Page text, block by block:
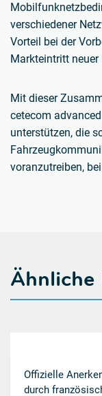
verschiedener
Vorteil bei der
Markteintritt neuer
Mit dieser
cetecom
unterstützen, die
voranzutreiben,
Offizielle
durch